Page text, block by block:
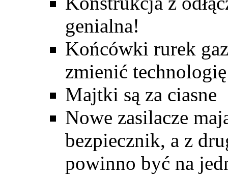
genialna!
Końcówki rurek
zmienić
Majtki są za ciasne
Nowe zasilacze
bezpiecznik, a z
powinno być na